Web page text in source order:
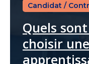
Candidat /
Quels
choisir